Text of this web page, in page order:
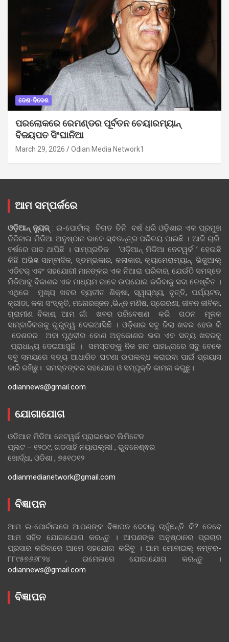
ଦେଶ-ବିଦେଶ
ପରଲୋକରେ ରେମଣ୍ଡର ପୂର୍ବତନ ଚେୟାରମ୍ୟାନ୍
ବିଜୟପତ ସିଂଘାନିଆ
March 29, 2026 Odian Media Network1
ଆମ ସମ୍ପର୍କରେ
ଓଡ଼ିଆନ୍‍ ନ୍ୟୁଜ୍‍: ଇ-ପୋର୍ଟାଲ୍ ବିଗତ ତିନି ବର୍ଷ ଧରି ଓଡ଼ିଶାର ଏକ ପ୍ରମୁଖ
ଡିଜିଟାଲ ମିଡିଆ ଅନୁଷ୍ଠାନ ଭାବେ ସ୍ଵତନ୍ତ୍ର ପରିଚୟ ପାଇଛି । ଆଜି ଚାରି
ବର୍ଷରେ ପାଦ ଥାପିଛି । ସାମ୍ପ୍ରତିକ ‘ଓଡ଼ିଆନ୍‍ ମିଡିଆ ନେଟୱର୍କ ’ ହେଉଛି
କିଛି ଅଭିଜ୍ଞ ସାମ୍ବାଦିକ, ସ୍ତମ୍ଭକାର, କଳାକାର, କ୍ୟାମେରାମ୍ୟାନ୍, ଭିଜୁଆଲ୍
ଏଡିଟର୍ ଏବଂ ସହଯୋଗୀ ମାନଙ୍କର ଏକ ନିଆରା ପରିବାର, ଯେଉଁଠି ସମସ୍ତେ
ମିଡିଆକୁ ବିକାଶର ଏକ ମାଧ୍ୟମ ଭାବେ ଉପଯୋଗ କରିବାକୁ ସଦା ଚେଷ୍ଟିତ ।
ଏଥିରେ ମୁଖ୍ୟ ଖବର ବ୍ୟତୀତ ଶିକ୍ଷା, ସ୍ୱାସ୍ଥ୍ୟ, ବୃତ୍ତି, ପର୍ଯ୍ୟଟନ,
କ୍ରୀଡା, କଳା ସଂସ୍କୃତି, ମନୋରଞ୍ଜନ ,ଭିନ୍ନ ମଣିଷ, ପ୍ରେରଣା, ଜୀବନ ଜୀବିକା,
ଗ୍ରାମୀଣ ବିକାଶ, ଆମ ଗାଁ ଖବର ପରିବେଷଣ କରି ଗଠନ ମୂଳକ
ସାମ୍ବାଦିକତାକୁ ଗୁରୁତ୍ୱ ଦେଇଆସିଛି । ଓଡ଼ିଶାର ସବୁ ଜିଲା ଖବର ହେଉ କି
ଦେଶରର ଅବା ପୃଥିବୀର କୋଣ ଅନୁକୋଣର ଭଲ ଏବ ସତ୍ୟ ଖବରକୁ
ପ୍ରାଧାନ୍ୟ ଦେଇଆସୁଛି । ସମସ୍ତଙ୍କୁ ନିଜ ହାତ ପାହାନ୍ତାରେ ସବୁ ବେଳେ
ସବୁ ସମୟରେ ସତ୍ୟ ଆଧାରିତ ଘଟଣା ଉପଲବ୍ଧ କରାଇବା ପାଇଁ ପ୍ରୟାସ
ଜାରି ରଖିଛୁ। ସମସ୍ତଙ୍କର ସହଯୋଗ ଓ ସମ୍ପୃକ୍ତି କାମନା କରୁଛୁ।
odiannews@gmail.com
ଯୋଗାଯୋଗ
ଓଡିଆନ ମିଡିଆ ନେଟୱର୍କ ପ୍ରାଇଭେଟ ଲିମିଟେଡ
ପ୍ଲଟ – ୧୨୦୯, ଗଡସାହି ନୟାପଲ୍ଲୀ , ଭୁବନେଶ୍ଵର
ଖୋର୍ଦ୍ଧା, ଓଡିଶା , ୭୫୧୦୧୨
odianmedianetwork@gmail.com
ବିଜ୍ଞାପନ
ଆମ ଇ-ପୋର୍ଟାଲରେ ଆପଣଙ୍କ ବିଜ୍ଞାପନ ଦେବାକୁ ଚାହୁଁଛନ୍ତି କି? ତେବେ
ଆମ ସହିତ ଯୋଗାଯୋଗ କରନ୍ତୁ । ଆପଣଙ୍କ ଅନୁଷ୍ଠାନର ପ୍ରଚାର
ପ୍ରସାର କରିବାରେ ଆମେ ସହଯୋଗ କରିବୁ । ଆମ ମୋବାଇଲ୍ ନମ୍ବର-
୮୮୯୫୭୬୬୮୨୪ , ଇମେଲରେ ଯୋଗାଯୋଗ କରନ୍ତୁ ।
odiannews@gmail.com
ବିଜ୍ଞାପନ